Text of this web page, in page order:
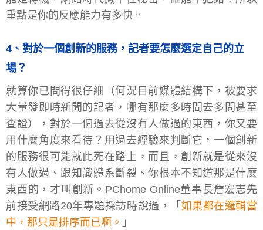
重點是你的反應能力有多快。
4、對於一個創新的服務，記者要怎麼選定自己的立
場？
就算你已問得很仔細（何況目前媒體結構下，被要求
大量發即時新聞的記者，哪有那麼多時間去多問甚至
查證），對於一個過去從沒有人做過的東西，你又要
用什麼角度來看待？用過去經驗來判斷它，一個創新
的服務很可能就此死在路上，而且，創新就是從來沒
有人做過、跟知識體系斷裂、你根本不知道那是什麼
東西的，才叫創新。PChome Online董事長詹宏志先
前接受網路20年專題採訪時說過，「 如果都在邏輯當
中，那只是排序而已啊。 」